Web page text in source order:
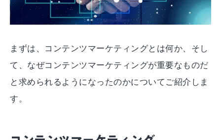
まずは、コンテンツマーケティングとは何か、そし
て、なぜコンテンツマーケティングが重要なものだ
と求められるようになったのかについてご紹介しま
す。